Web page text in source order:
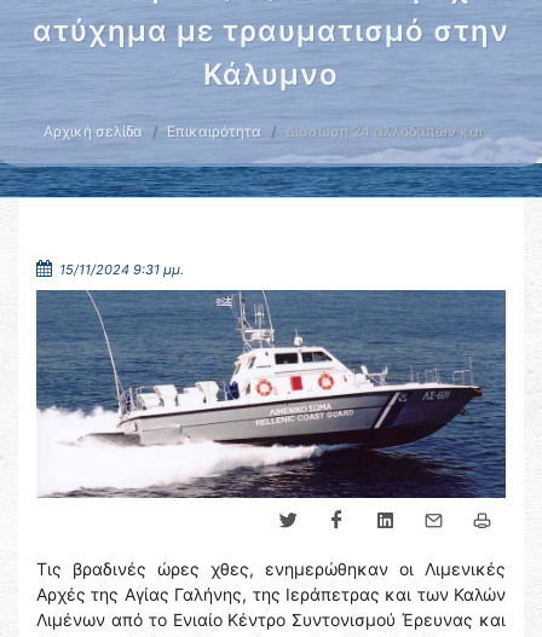
ατύχημα με τραυματισμό στην
Κάλυμνο
Αρχική σελίδα Επικαιρότητα Διάσωση 24 αλλοδαπών και …
15/11/2024 9:31 μμ.
Τις βραδινές ώρες χθες, ενημερώθηκαν οι Λιμενικές
Αρχές της Αγίας Γαλήνης, της Ιεράπετρας και των Καλών
Λιμένων από το Ενιαίο Κέντρο Συντονισμού Έρευνας και